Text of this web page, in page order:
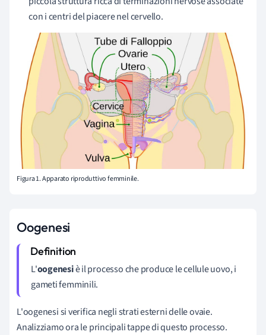
con i centri del piacere nel cervello.
Figura 1. Apparato riproduttivo femminile.
Oogenesi
L'oogenesiè il processo che produce le cellule uovo, i
gameti femminili.
L'oogenesi si verifica negli strati esterni delle ovaie.
Analizziamo ora le principali tappe di questo processo.